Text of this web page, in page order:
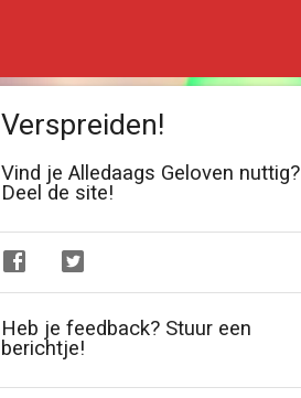
Verspreiden!
Vind je Alledaags Geloven nuttig?
Deel de site!
Heb je feedback? Stuur een
berichtje!